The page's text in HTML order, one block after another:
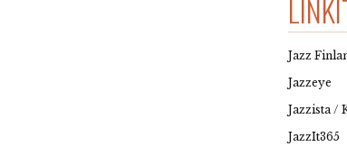
Jazz
Jazzeye
Jazzista /
JazzIt365